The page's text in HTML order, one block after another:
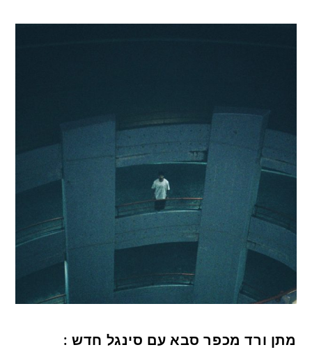
מתן ורד מכפר סבא עם סינגל חדש :